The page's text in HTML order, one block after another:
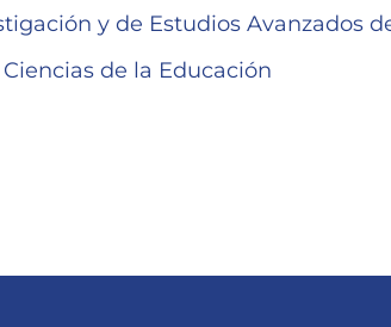
y de Estudios
de la Educación